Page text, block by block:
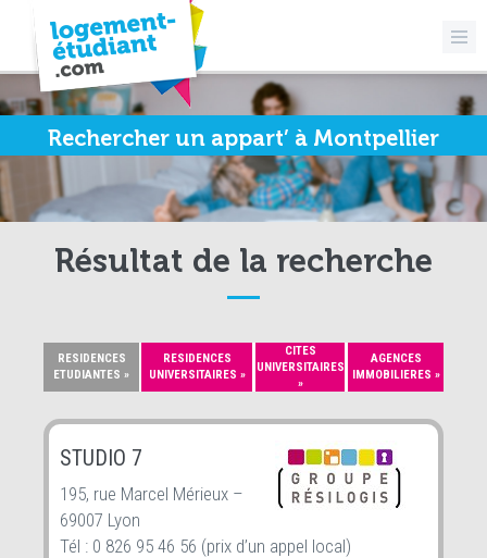
Rechercher un appart’ à Montpellier
Résultat de la recherche
RESIDENCES
ETUDIANTES »
RESIDENCES
UNIVERSITAIRES »
CITES
UNIVERSITAIRES
»
AGENCES
IMMOBILIERES »
STUDIO 7
195, rue Marcel Mérieux –
69007 Lyon
Tél : 0 826 95 46 56 (prix d’un appel local)